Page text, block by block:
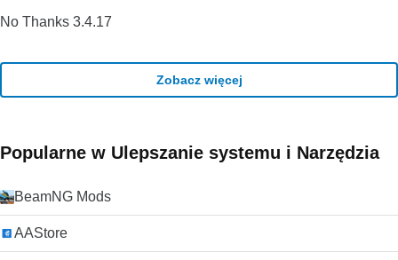
No Thanks 3.4.17
Zobacz więcej
Popularne w Ulepszanie systemu i Narzędzia
BeamNG Mods
AAStore